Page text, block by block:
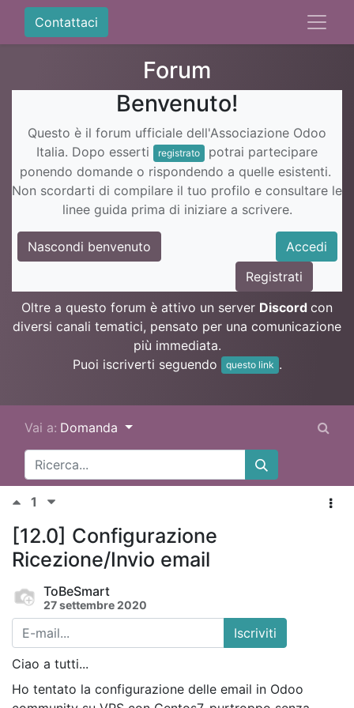
Contattaci
Forum
Benvenuto!
Questo è il forum ufficiale dell'Associazione Odoo
Italia. Dopo esserti
registrato
potrai partecipare
ponendo domande o rispondendo a quelle esistenti.
Non scordarti di compilare il tuo profilo e consultare le
linee guida prima di iniziare a scrivere.
Nascondi benvenuto
Accedi
Registrati
Oltre a questo forum è attivo un server Discord con
diversi canali tematici, pensato per una comunicazione
più immediata.
Puoi iscriverti seguendo
questo link .
Vai a: Domanda
1
[12.0] Configurazione
Ricezione/Invio email
ToBeSmart
27 settembre 2020
Iscriviti
Ciao a tutti...
Ho tentato la configurazione delle email in Odoo